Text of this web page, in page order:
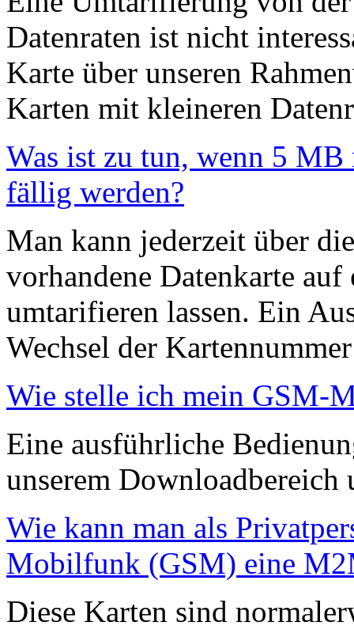
Datenraten ist nicht
Karte über unseren
Karten mit kleineren
Was ist zu tun, wenn 5
fällig werden?
Man kann jederzeit über
vorhandene Datenkarte auf
umtarifieren lassen. Ein
Wechsel der
Wie stelle ich mein GSM-
Eine ausführliche
unserem
Wie kann man als
Mobilfunk (GSM) eine
Diese Karten sind